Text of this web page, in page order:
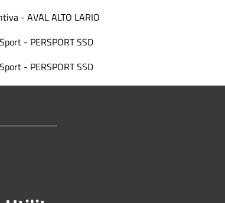
- AVAL ALTO LARIO
- PERSPORT SSD
- PERSPORT SSD